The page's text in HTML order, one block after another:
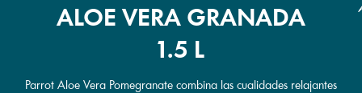
ALOE VERA GRANADA
1.5 L
Parrot Aloe Vera Pomegranate combina las cualidades relajantes